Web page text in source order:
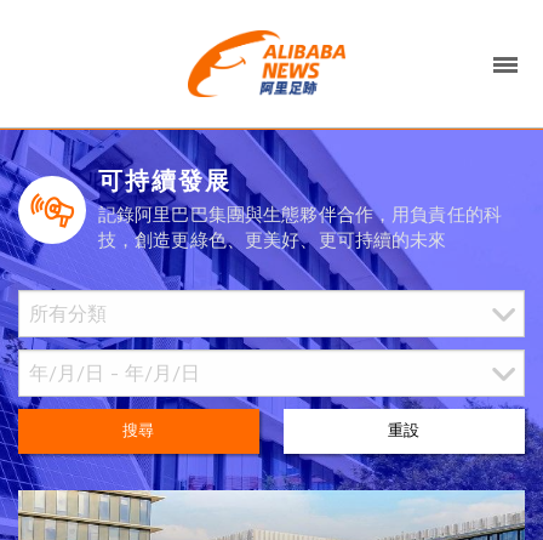
可持續發展
記錄阿里巴巴集團與生態夥伴合作，用負責任的科
技，創造更綠色、更美好、更可持續的未來
搜尋 重設